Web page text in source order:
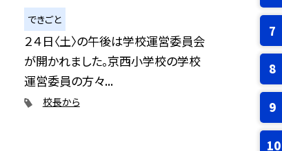
できごと
２４日〈土〉の午後は学校運営委員会
が開かれました。京西小学校の学校
運営委員の方々...
校長から